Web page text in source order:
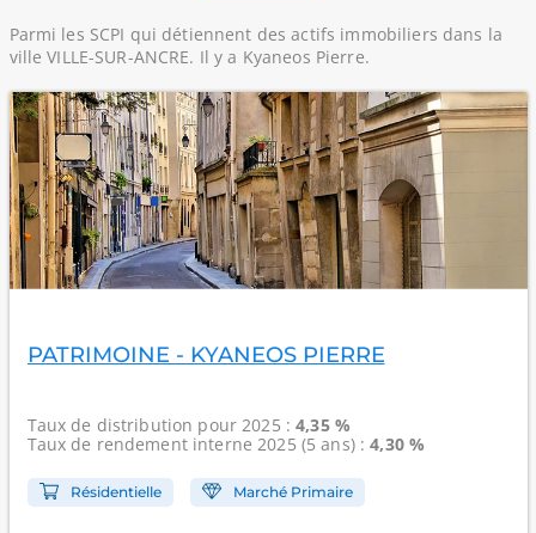
Parmi les SCPI qui détiennent des actifs immobiliers dans la
ville VILLE-SUR-ANCRE. Il y a Kyaneos Pierre.
PATRIMOINE - KYANEOS PIERRE
Taux de distribution pour 2025 :4,35 %
Taux de rendement interne2025 (5 ans) :4,30 %
Résidentielle Marché Primaire